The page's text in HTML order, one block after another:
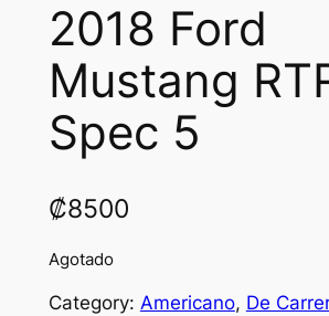
2018 Ford
Mustang
Spec 5
₡8500
Agotado
Category: Americano, De